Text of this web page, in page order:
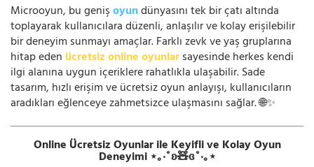
Microoyun, bu genişoyundünyasını tek bir çatı altında
toplayarak kullanıcılara düzenli, anlaşılır ve kolay erişilebilir
bir deneyim sunmayı amaçlar. Farklı zevk ve yaş gruplarına
hitap eden ücretsiz online oyunlarsayesinde herkes kendi
ilgi alanına uygun içeriklere rahatlıkla ulaşabilir. Sade
tasarım, hızlı erişim ve ücretsiz oyun anlayışı, kullanıcıların
aradıkları eğlenceye zahmetsizce ulaşmasını sağlar. 🌐✨
Online Ücretsiz Oyunlar ile Keyifli ve Kolay Oyun
Deneyimi ⋆｡‧˚ʚ🧸ɞ˚‧｡⋆